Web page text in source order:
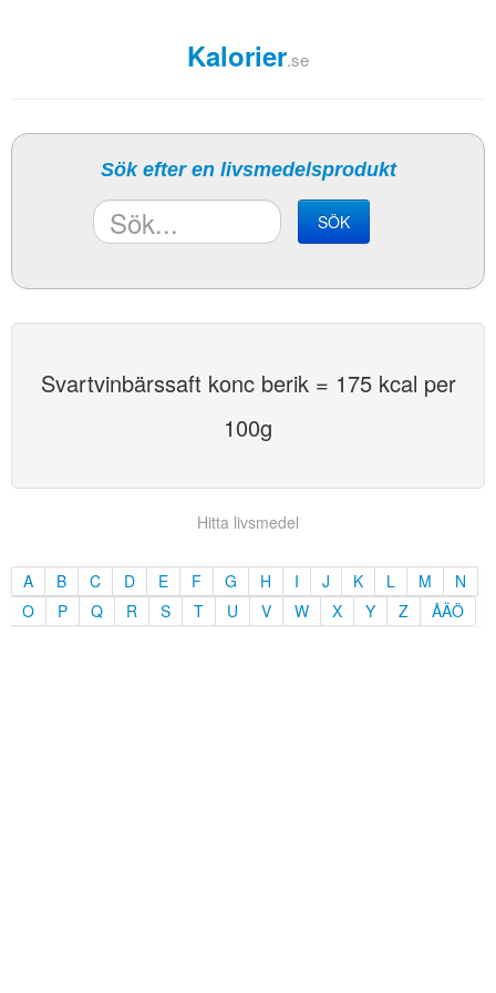
Kalorier.se
Sök efter en livsmedelsprodukt
SÖK
Svartvinbärssaft konc berik = 175 kcal per
100g
Hitta livsmedel
A B C D E F G H I J K L M
N
O
P Q R S T U V W X Y Z ÅÄÖ